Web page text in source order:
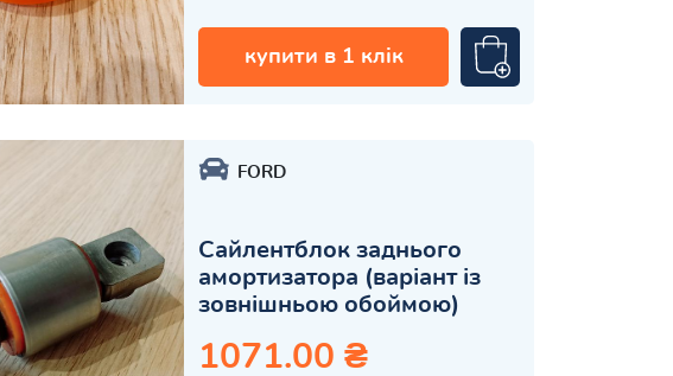
купити в 1 клік
FORD
Сайлентблок заднього
амортизатора (варіант із
зовнішньою обоймою)
1071.00 ₴